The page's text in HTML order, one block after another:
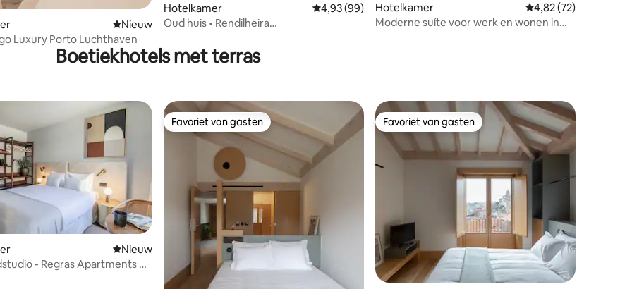
van 4,81 op 5, 48 recensies
Nieuwe accommodatie
Nieuw
Luxury Porto Luchthaven
Hotelkamer Gemiddelde beoordeling van 4,93 op 5, 99 recensies
4,93 (99)
Oud huis • Rendilheira
Hotelkamer Gemiddelde
4,82 (72)
Moderne suíte voor werk en wonen in
Boetiekhotels met terras
Nieuwe accommodatie
Nieuw
- Regras Apartments &
Favoriet van gasten
Favoriet van gasten Favoriet van gasten
Favoriet van gasten